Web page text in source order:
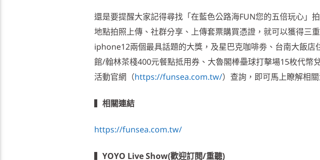
還是要提醒大家記得尋找「在藍色公路海FUN您的五倍玩心」
地點拍照上傳、社群分享、上傳套票購買憑證，就可以獲得三
iphone12兩個最具話題的大獎，及星巴克咖啡劵、台南大飯
館/翰林茶棧400元餐點抵用券、大魯閣棒壘球打擊場15枚代幣
活動官網（https://funsea.com.tw/）查詢，即可馬上瞭解相
相關連結
https://funsea.com.tw/
▍ YOYO Live Show(歡迎訂閱/重聽)